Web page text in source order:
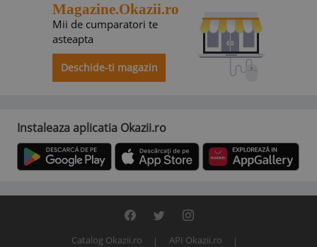
Magazine.Okazii.ro
Mii de cumparatori te
asteapta
Deschide-ti magazin
Instaleaza aplicatia Okazii.ro
Catalog Okazii.ro API Okazii.ro